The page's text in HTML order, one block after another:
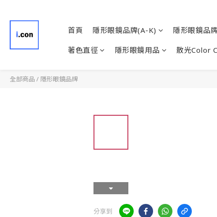
首頁 隱形眼鏡品牌(A-K) 隱形眼鏡品
著色直徑 隱形眼鏡用品 散光Color
全部商品 / 隱形眼鏡品牌
分享到